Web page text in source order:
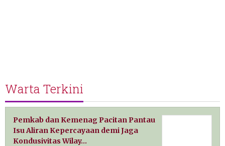
Warta Terkini
Pemkab dan Kemenag Pacitan Pantau
Isu Aliran Kepercayaan demi Jaga
Kondusivitas Wilay…